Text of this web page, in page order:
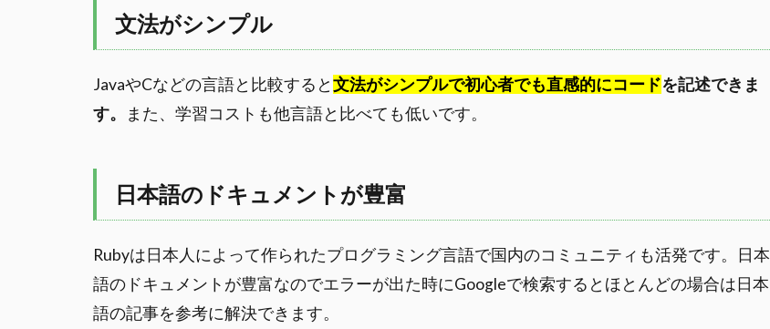
文法がシンプル
JavaやCなどの言語と比較すると文法がシンプルで初心者でも直感的にコードを記述できま
す。
また、学習コストも他言語と比べても低いです。
日本語のドキュメントが豊富
Rubyは日本人によって作られたプログラミング言語で国内のコミュニティも活発です。日本
語のドキュメントが豊富なのでエラーが出た時にGoogleで検索するとほとんどの場合は日本
語の記事を参考に解決できます。